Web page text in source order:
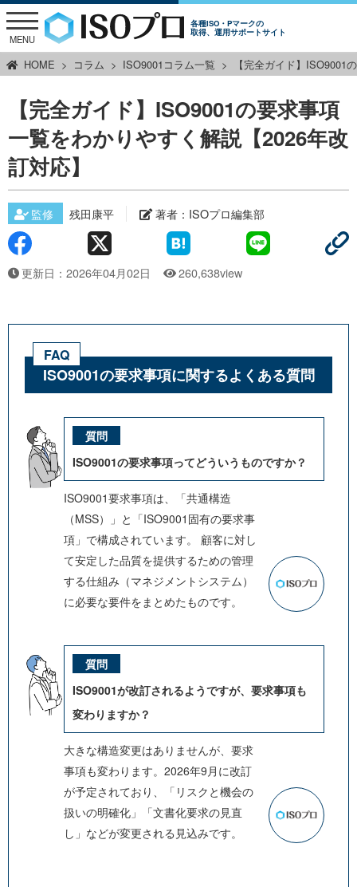
各種ISO・Pマークの
取得、運用サポートサイト
MENU
HOME コラム ISO9001コラム一覧 【完全ガイド】ISO9001
【完全ガイド】ISO9001の要求事項
一覧をわかりやすく解説【2026年改
訂対応】
監修 残田康平 著者： ISOプロ編集部
更新日：2026年04月02日 260,638view
FAQ
ISO9001の要求事項に関するよくある質問
ISO9001の要求事項ってどういうものですか？
ISO9001要求事項は、「共通構造
（MSS）」と「ISO9001固有の要求事
項」で構成されています。 顧客に対し
て安定した品質を提供するための管理
する仕組み（マネジメントシステム）
に必要な要件をまとめたものです。
ISO9001が改訂されるようですが、要求事項も
変わりますか？
大きな構造変更はありませんが、要求
事項も変わります。2026年9月に改訂
が予定されており、「リスクと機会の
扱いの明確化」「文書化要求の見直
し」などが変更される見込みです。